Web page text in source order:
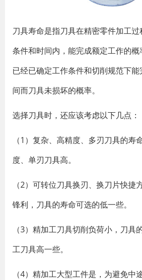
刀具寿命是指刀具在精密零件加工
条件和时间内，能完成额定工作的
已经已确定工作条件和切削规范下
间而刀具未损坏的概率。
选择刀具时，还应该考虑以下几点：
（1）复杂、高精度、多刃刀具的寿
度、单刃刀具高。
（2）可转位刀具换刃、换刀片快捷
锋利，刀具的寿命可选的低一些。
（3）精加工刀具切削负荷小，刀具
工刀具高一些。
（4）精加工大型工件是，为避免中